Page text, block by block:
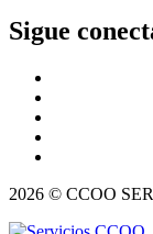
Sigue
2026 © CCOO